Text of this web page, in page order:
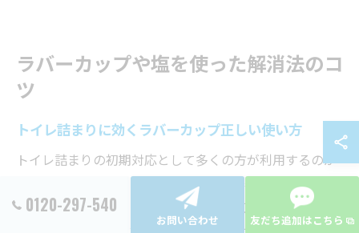
ラバーカップや塩を使った解消法のコ
ツ
トイレ詰まりに効くラバーカップ正しい使い方
トイレ詰まりの初期対応として多くの方が利用するのが
ラバーカップです。ラバーカップは便器の排水口に密着
させて、押し引きすることで詰まりの原因物を動かし、
0120-297-540
お問い合わせ 友だち追加はこちら